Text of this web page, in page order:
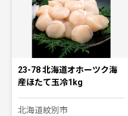
23-78 北海道オホーツク海
産ほたて玉冷1kg
北海道紋別市